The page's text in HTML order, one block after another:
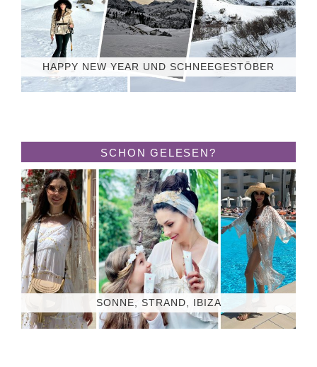
HAPPY NEW YEAR UND SCHNEEGESTÖBER
SCHON GELESEN?
SONNE, STRAND, IBIZA